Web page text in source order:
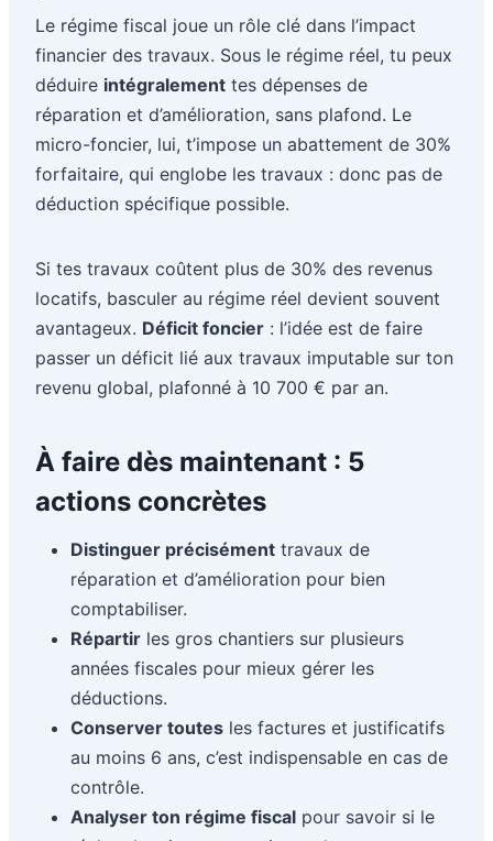
Le régime fiscal joue un rôle clé dans l’impact
financier des travaux. Sous le régime réel, tu peux
déduire intégralement tes dépenses de
réparation et d’amélioration, sans plafond. Le
micro-foncier, lui, t’impose un abattement de 30%
forfaitaire, qui englobe les travaux : donc pas de
déduction spécifique possible.
Si tes travaux coûtent plus de 30% des revenus
locatifs, basculer au régime réel devient souvent
avantageux. Déficit foncier : l’idée est de faire
passer un déficit lié aux travaux imputable sur ton
revenu global, plafonné à 10 700 € par an.
À faire dès maintenant : 5
actions concrètes
Distinguer précisément travaux de
réparation et d’amélioration pour bien
comptabiliser.
Répartir les gros chantiers sur plusieurs
années fiscales pour mieux gérer les
déductions.
Conserver toutes les factures et justificatifs
au moins 6 ans, c’est indispensable en cas de
contrôle.
Analyser ton régime fiscal pour savoir si le